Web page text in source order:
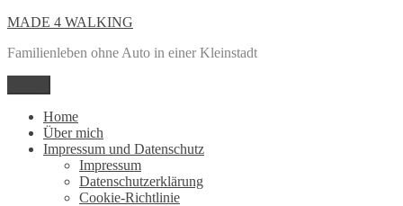
Zum
springen
MADE 4 WALKING
Familienleben ohne Auto in einer Kleinstadt
Home
Über mich
Impressum und Datenschutz
Impressum
Datenschutzerklärung
Cookie-Richtlinie